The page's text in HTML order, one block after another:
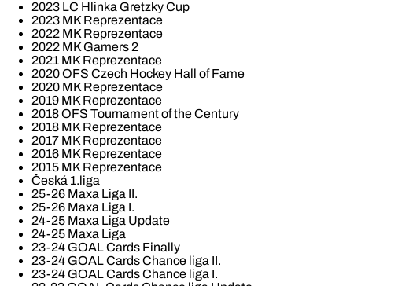
2023 LC Hlinka Gretzky Cup
2023 MK Reprezentace
2022 MK Reprezentace
2022 MK Gamers 2
2021 MK Reprezentace
2020 OFS Czech Hockey Hall of Fame
2020 MK Reprezentace
2019 MK Reprezentace
2018 OFS Tournament of the Century
2018 MK Reprezentace
2017 MK Reprezentace
2016 MK Reprezentace
2015 MK Reprezentace
Česká 1.liga
25-26 Maxa Liga II.
25-26 Maxa Liga I.
24-25 Maxa Liga Update
24-25 Maxa Liga
23-24 GOAL Cards Finally
23-24 GOAL Cards Chance liga II.
23-24 GOAL Cards Chance liga I.